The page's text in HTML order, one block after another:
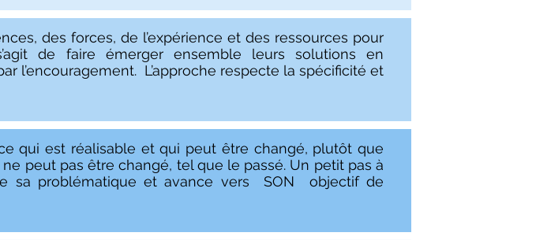
des forces, de l’expérience et des ressources pour
de faire émerger ensemble leurs solutions en
l’encouragement. L’approche respecte la spécificité et
qui est réalisable et qui peut être changé, plutôt que
peut pas être changé, tel que le passé. Un petit pas à
sa problématique et avance vers SON objectif de